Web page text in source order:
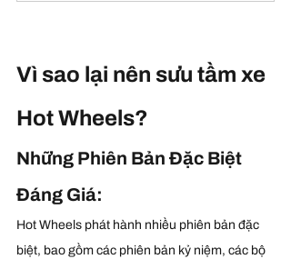
Vì sao lại nên sưu tầm xe
Hot Wheels?
Những Phiên Bản Đặc Biệt
Đáng Giá:
Hot Wheels phát hành nhiều phiên bản đặc
biệt, bao gồm các phiên bản kỷ niệm, các bộ